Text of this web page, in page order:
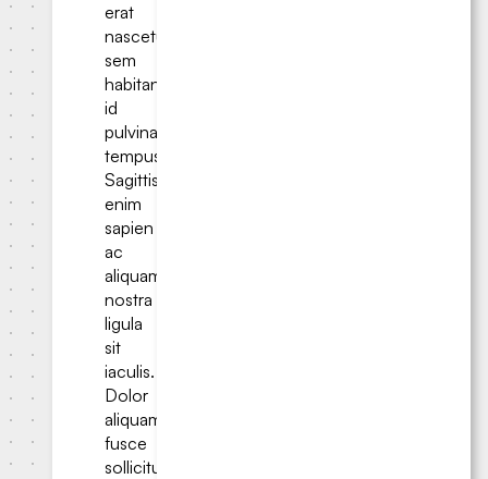
erat
nascetur
sem
habitant
id
pulvinar
tempus.
Sagittis
enim
sapien
ac
aliquam
nostra
ligula
sit
iaculis.
Dolor
aliquam
fusce
sollicitudin